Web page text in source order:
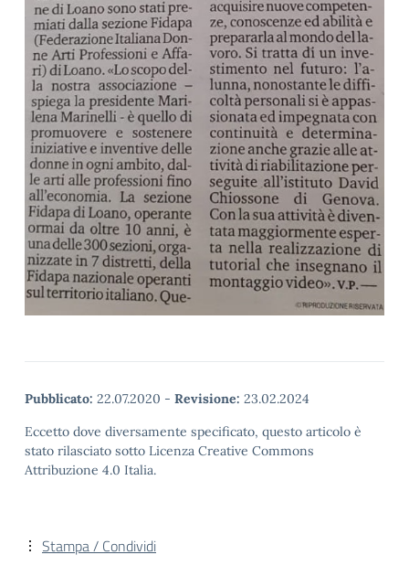
Pubblicato: 22.07.2020 - Revisione: 23.02.2024
Eccetto dove diversamente specificato, questo articolo è
stato rilasciato sotto Licenza Creative Commons
Attribuzione 4.0 Italia.
Stampa / Condividi